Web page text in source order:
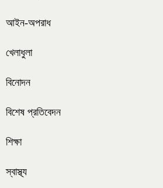
আইন-অপরাধ
খেলাধুলা
বিনোদন
বিশেষ প্রতিবেদন
শিক্ষা
স্বাস্থ্য